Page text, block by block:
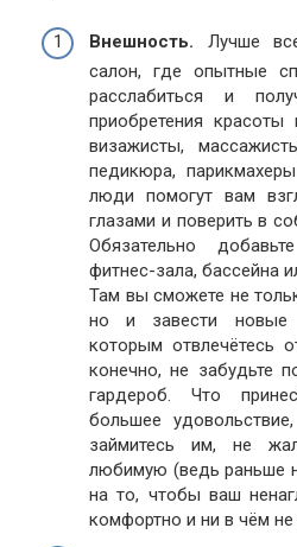
Внешность. Лучше
салон, где опытные
расслабиться и
приобретения красоты
визажисты,
педикюра,
люди помогут вам
глазами и поверить в
Обязательно
фитнес-зала, бассейна
Там вы сможете не
но и завести новые
которым отвлечётесь
конечно, не забудьте
гардероб. Что
большее
займитесь им, не
любимую (ведь раньше
на то, чтобы ваш
комфортно и ни в чём